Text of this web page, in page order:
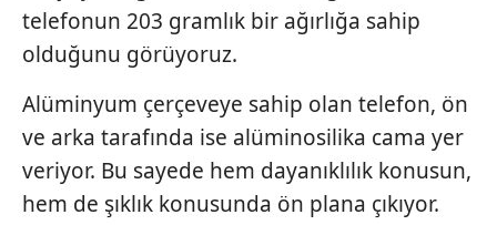
telefonun 203 gramlık bir ağırlığa sahip
olduğunu görüyoruz.
Alüminyum çerçeveye sahip olan telefon, ön
ve arka tarafında ise alüminosilika cama yer
veriyor. Bu sayede hem dayanıklılık konusun,
hem de şıklık konusunda ön plana çıkıyor.